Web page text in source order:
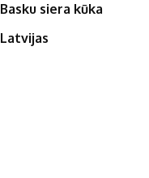
Basku siera kūka
Latvijas